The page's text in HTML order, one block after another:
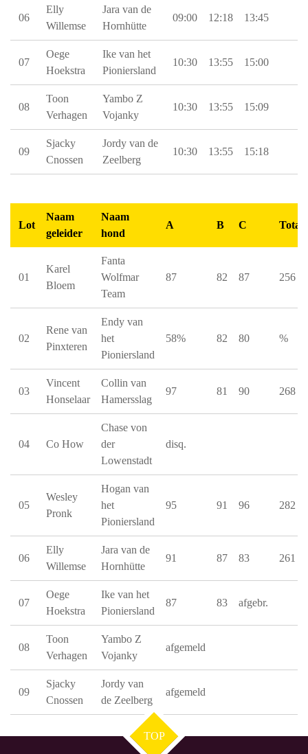
06
Elly
Willemse
Jara van de
Hornhütte
09:00 12:18 13:45
07
Oege
Hoekstra
Ike van het
Pioniersland
10:30 13:55 15:00
08
Toon
Verhagen
Yambo Z
Vojanky
10:30 13:55 15:09
09
Sjacky
Cnossen
Jordy van de
Zeelberg
10:30 13:55 15:18
Lot
Naam
geleider
Naam
hond
A B C Totaal
01
Karel
Bloem
Fanta
Wolfmar
Team
87 82 87 256
02
Rene van
Pinxteren
Endy van
het
Pioniersland
58% 82 80 %
03
Vincent
Honselaar
Collin van
Hamersslag
97 81 90 268
04 Co How
Chase von
der
Lowenstadt
disq.
05
Wesley
Pronk
Hogan van
het
Pioniersland
95 91 96 282
06
Elly
Willemse
Jara van de
Hornhütte
91 87 83 261
07
Oege
Hoekstra
Ike van het
Pioniersland
87 83 afgebr.
08
Toon
Verhagen
Yambo Z
Vojanky
afgemeld
09
Sjacky
Cnossen
Jordy van
de Zeelberg
afgemeld
TOP